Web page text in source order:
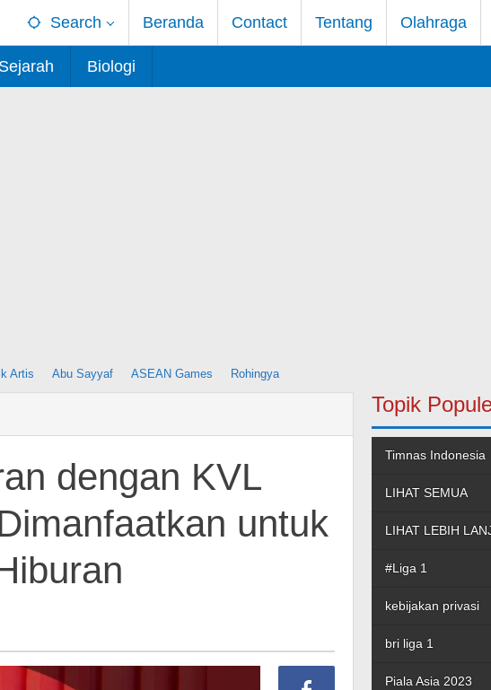
Search Beranda Contact Tentang Olahraga
Sejarah Biologi
Artis Abu Sayyaf ASEAN Games Rohingya
dengan KVL
untuk
Topik
Timnas Indonesia
LIHAT SEMUA
LIHAT LEBIH
#Liga 1
kebijakan privasi
bri liga 1
Piala Asia 2023